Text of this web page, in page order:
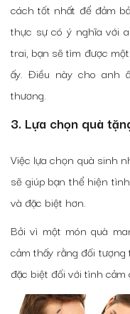
cách tốt nhất để đảm
thực sự có ý nghĩa với
trai, bạn sẽ tìm được
ấy. Điều này cho anh
thương.
3. Lựa chọn quà
Việc lựa chọn quà sinh
sẽ giúp bạn thể hiện
và đặc biệt hơn.
Bởi vì một món quà
cảm thấy rằng đối
đặc biệt đối với tình cảm